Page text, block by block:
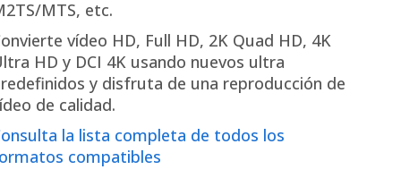
MTS, etc.
vídeo HD, Full HD, 2K Quad HD, 4K
HD y DCI 4K usando nuevos ultra
y disfruta de una reproducción de
de calidad.
la lista completa de todos los
compatibles